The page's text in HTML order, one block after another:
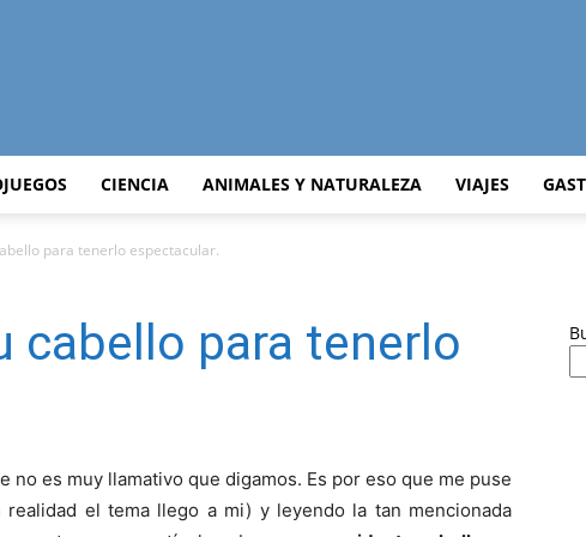
Curiosidades
CIENCIA ANIMALES Y NATURALEZA VIAJES
para tenerlo espectacular.
cabello para tenerlo
no es muy llamativo que digamos. Es por eso que me puse
el tema llego a mi) y leyendo la tan mencionada